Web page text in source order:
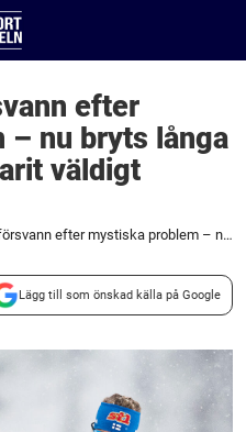
efter
– nu bryts långa
väldigt
Skidtalangen försvann efter mystiska problem – nu bryts långa tystnaden: "Har varit väldigt upprörd"
Lägg till som önskad källa på Google